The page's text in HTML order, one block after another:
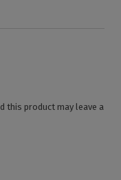
this product may leave a